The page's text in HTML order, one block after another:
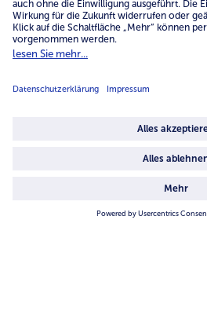
Service
Unternehmen
Über uns